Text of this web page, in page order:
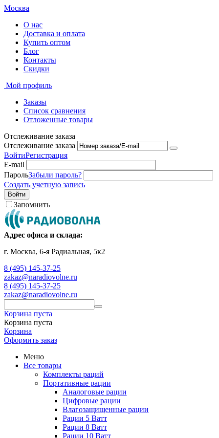
Москва
О нас
Доставка и оплата
Купить оптом
Блог
Контакты
Скидки
Мой профиль
Заказы
Список сравнения
Отложенные товары
Отслеживание заказа
Отслеживание заказа
ВойтиРегистрация
E-mail
ПарольЗабыли пароль?
Создать учетную запись
Войти
Запомнить
Адрес офиса и склада:
г. Москва, 6-я Радиальная, 5к2
8 (495) 145-37-25
zakaz@naradiovolne.ru
8 (495) 145-37-25
zakaz@naradiovolne.ru
Корзина пуста
Корзина пуста
Корзина
Оформить заказ
Меню
Все товары
Комплекты раций
Портативные рации
Аналоговые рации
Цифровые рации
Влагозащищенные рации
Рации 5 Ватт
Рации 8 Ватт
Рации 10 Ватт